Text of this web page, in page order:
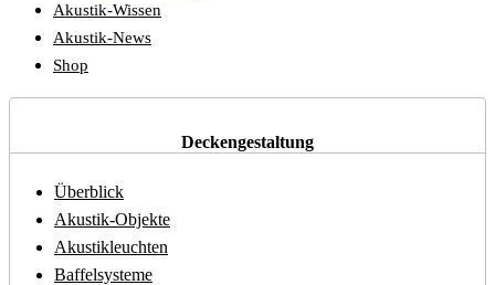
Akustik-Wissen
Akustik-News
Shop
Deckengestaltung
Überblick
Akustik-Objekte
Akustikleuchten
Baffelsysteme